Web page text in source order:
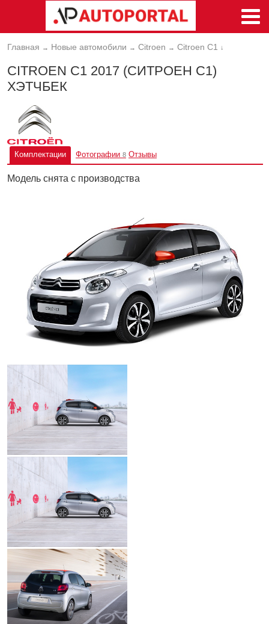
Главная → Новые автомобили → Citroen → Citroen C1 ↓
CITROEN C1 2017 (СИТРОЕН С1)
ХЭТЧБЕК
Комплектации Фотографии 8 Отзывы
Модель снята с производства